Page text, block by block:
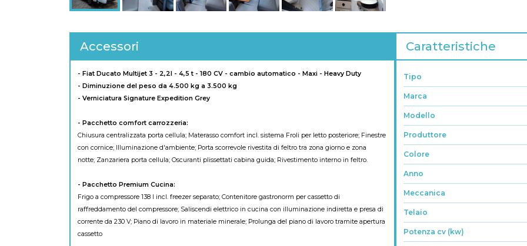
Accessori
- Fiat Ducato Multijet 3 - 2,2l - 4,5 t - 180 CV - cambio automatico - Maxi - Heavy Duty
- Diminuzione del peso da 4.500 kg a 3.500 kg
- Verniciatura Signature Expedition Grey
- Pacchetto comfort carrozzeria:
Chiusura centralizzata porta cellula; Materasso comfort incl. sistema Froli per letto posteriore; Finestre
con cornice; Illuminazione d'ambiente; Porta scorrevole rivestita di feltro tra zona giorno e zona
notte; Zanzariera porta cellula; Oscuranti plissettati cabina guida; Rivestimento interno in feltro.
- Pacchetto Premium Cucina:
Frigo a compressore 138 l incl. freezer separato; Contenitore gastronorm per cassetto di
raffreddamento del compressore; Saliscendi elettrico in cucina con illuminazione indiretta e presa di
corrente da 230 V; Piano di lavoro in materiale minerale; Prolunga del piano di lavoro tramite apertura
cassetto
Caratteristiche
Tipo
Marca
Modello
Produttore
Colore
Anno
Meccanica
Telaio
Potenza cv (kw)